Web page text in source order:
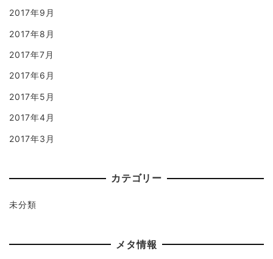
2017年9月
2017年8月
2017年7月
2017年6月
2017年5月
2017年4月
2017年3月
カテゴリー
未分類
メタ情報